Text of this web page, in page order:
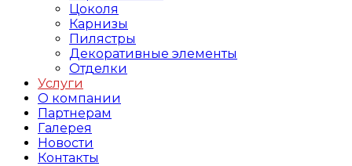
Цоколя
Карнизы
Пилястры
Декоративные элементы
Отделки
Услуги
О компании
Партнерам
Галерея
Новости
Контакты